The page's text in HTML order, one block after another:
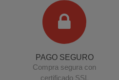
PAGO SEGURO
Compra segura con
certificado SSL